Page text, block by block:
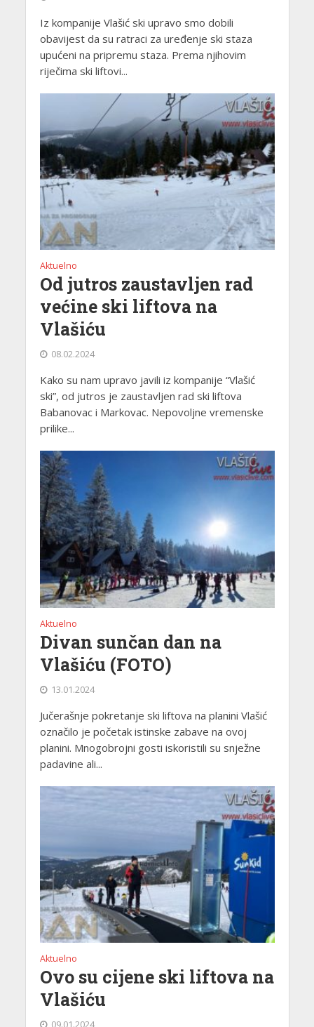
Iz kompanije Vlašić ski upravo smo dobili
obavijest da su ratraci za uređenje ski staza
upućeni na pripremu staza. Prema njihovim
riječima ski liftovi...
Aktuelno
Od jutros zaustavljen rad
većine ski liftova na
Vlašiću
08.02.2024
Kako su nam upravo javili iz kompanije “Vlašić
ski”, od jutros je zaustavljen rad ski liftova
Babanovac i Markovac. Nepovoljne vremenske
prilike...
Aktuelno
Divan sunčan dan na
Vlašiću (FOTO)
13.01.2024
Jučerašnje pokretanje ski liftova na planini Vlašić
označilo je početak istinske zabave na ovoj
planini. Mnogobrojni gosti iskoristili su snježne
padavine ali...
Aktuelno
Ovo su cijene ski liftova na
Vlašiću
09.01.2024